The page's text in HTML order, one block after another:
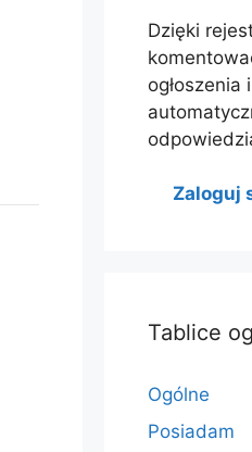
Dzięki
ogłoszenia
Zaloguj
Tablice
Ogólne
Posiadam